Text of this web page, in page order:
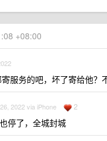
+08:00
服务的吧，坏了寄给他？
2022 via iPhone 2
停了，全城封城